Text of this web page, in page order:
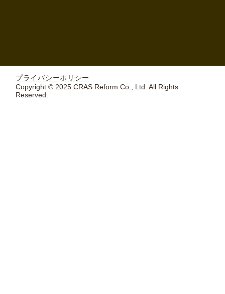
プライバシーポリシー
Copyright © 2025 CRAS Reform Co., Ltd. All Rights
Reserved.